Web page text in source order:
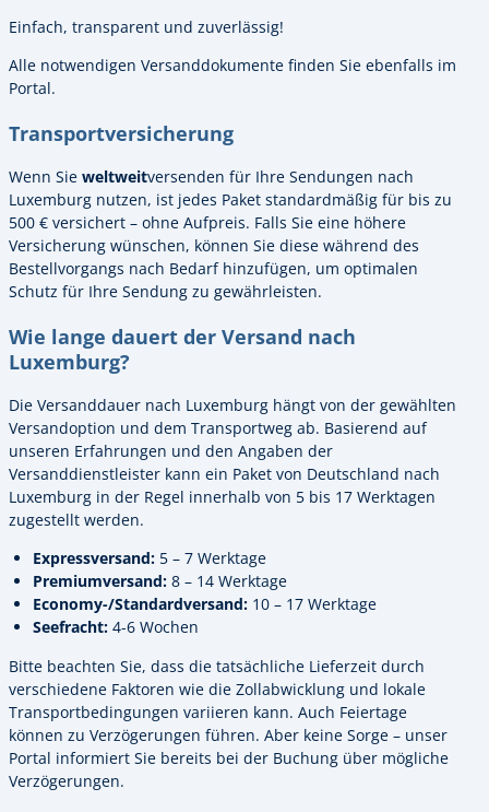
Einfach, transparent und zuverlässig!
Alle notwendigen Versanddokumente finden Sie ebenfalls im
Portal.
Transportversicherung
Wenn Sie weltweitversenden für Ihre Sendungen nach
Luxemburg nutzen, ist jedes Paket standardmäßig für bis zu
500 € versichert – ohne Aufpreis. Falls Sie eine höhere
Versicherung wünschen, können Sie diese während des
Bestellvorgangs nach Bedarf hinzufügen, um optimalen
Schutz für Ihre Sendung zu gewährleisten.
Wie lange dauert der Versand nach
Luxemburg?
Die Versanddauer nach Luxemburg hängt von der gewählten
Versandoption und dem Transportweg ab. Basierend auf
unseren Erfahrungen und den Angaben der
Versanddienstleister kann ein Paket von Deutschland nach
Luxemburg in der Regel innerhalb von 5 bis 17 Werktagen
zugestellt werden.
Expressversand: 5 – 7 Werktage
Premiumversand: 8 – 14 Werktage
Economy-/Standardversand: 10 – 17 Werktage
Seefracht: 4-6 Wochen
Bitte beachten Sie, dass die tatsächliche Lieferzeit durch
verschiedene Faktoren wie die Zollabwicklung und lokale
Transportbedingungen variieren kann. Auch Feiertage
können zu Verzögerungen führen. Aber keine Sorge – unser
Portal informiert Sie bereits bei der Buchung über mögliche
Verzögerungen.